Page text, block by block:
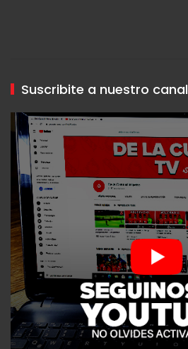
Suscribite a nuestro canal